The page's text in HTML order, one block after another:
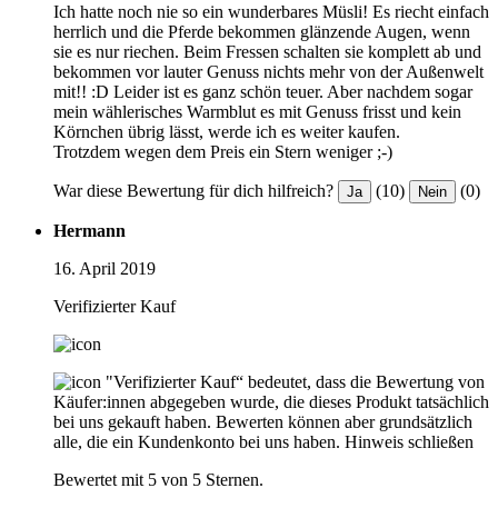
Ich hatte noch nie so ein wunderbares Müsli! Es riecht einfach
herrlich und die Pferde bekommen glänzende Augen, wenn
sie es nur riechen. Beim Fressen schalten sie komplett ab und
bekommen vor lauter Genuss nichts mehr von der Außenwelt
mit!! :D Leider ist es ganz schön teuer. Aber nachdem sogar
mein wählerisches Warmblut es mit Genuss frisst und kein
Körnchen übrig lässt, werde ich es weiter kaufen.
Trotzdem wegen dem Preis ein Stern weniger ;-)
War diese Bewertung für dich hilfreich? Ja (10) Nein (0)
Hermann
16. April 2019
Verifizierter Kauf
"Verifizierter Kauf“ bedeutet, dass die Bewertung von
Käufer:innen abgegeben wurde, die dieses Produkt tatsächlich
bei uns gekauft haben. Bewerten können aber grundsätzlich
alle, die ein Kundenkonto bei uns haben. Hinweis schließen
Bewertet mit 5 von 5 Sternen.